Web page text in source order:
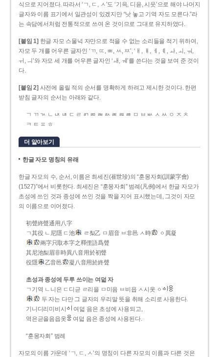
식으로 지어졌다. 따라서 ‘ㄱ, ㄷ, ㅅ’도 ‘기윽, 디읃, 시읏’으로 해야 나머지
글자와 이름 표기에서 일관성이 있겠지만 “낫 놓고 기역 자도 모른다.”라
는 속담에서처럼 전통적으로 쓰여 온 것이므로 그대로 유지하였다.
[붙임 1] 한글 자모 스물넉 자만으로 적을 수 없는 소리들을 적기 위하여,
자모 두 개를 어우른 글자인 ‘ㄲ, ㄸ, ㅃ, ㅆ, ㅉ’, ‘ㅐ, ㅒ, ㅔ, ㅖ, ㅘ, ㅚ, ㅝ,
ㅟ, ㅢ’와 자모 세 개를 어우른 글자인 ‘ㅙ, ㅞ’를 쓴다는 것을 보여 준 것이
다.
[붙임 2] 사전에 올릴 적의 순서를 명확하게 하려고 제시한 것이다. 한편
받침 글자의 순서는 아래와 같다.
ㄱ ㄲ ㄳ ㄴ ㄵ ㄶ ㄷ ㄹ ㄺ ㄻ ㄼ ㄽ ㄾ ㄿ ㅀ ㅁ ㅂ ㅄ ㅅ ㅆ ㅇ ㅈ ㅊ
ㅋ ㅌ ㅍ ㅎ
더 알아보기
한글 자모 명칭의 유래
한글 자모의 수, 순서, 이름은 최세진(崔世珍)의 “훈몽자회(訓蒙字會)
(1527)”에서 비롯한다. 최세진은 “훈몽자회” 범례(凡例)에서 한글 자모가
초성에 쓰인 것과 종성에 쓰인 것을 짝을 지어 표시했는데, 그것이 자모
의 이름으로 이어졌다.
初聲終聲通用八字
ㄱ其役 ㄴ尼隱 ㄷ池
ㄹ梨乙 ㅁ眉音 ㅂ非邑 ㅅ時
ㆁ異凝
兩字只取本字之釋俚語爲聲
其尼池梨眉非時異八音用於初聲
役隱
乙音邑 凝八音用於終聲
초성과 종성에 두루 쓰이는 여덟 자
ㄱ기역 ㄴ니은 ㄷ디귿 ㄹ리을 ㅁ미음 ㅂ비읍 ㅅ시옷 ㆁ
두 자는 다만 그 글자의 우리말 뜻을 취해 소리로 사용한다.
기니디리미비시
여덟 음은 초성에 사용되고,
역은귿을음읍옷
여덟 음은 종성에 사용된다.
“훈몽자회” 범례
자모의 이름 가운데 ‘ㄱ, ㄷ, ㅅ’의 명칭이 다른 자모의 이름과 다른 것은